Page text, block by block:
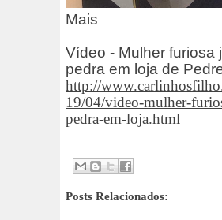
Mais
Vídeo - Mulher furiosa
pedra em loja de
http://
19/04/video-mulher-
pedra-em-loja.html
Posts Relacionados: